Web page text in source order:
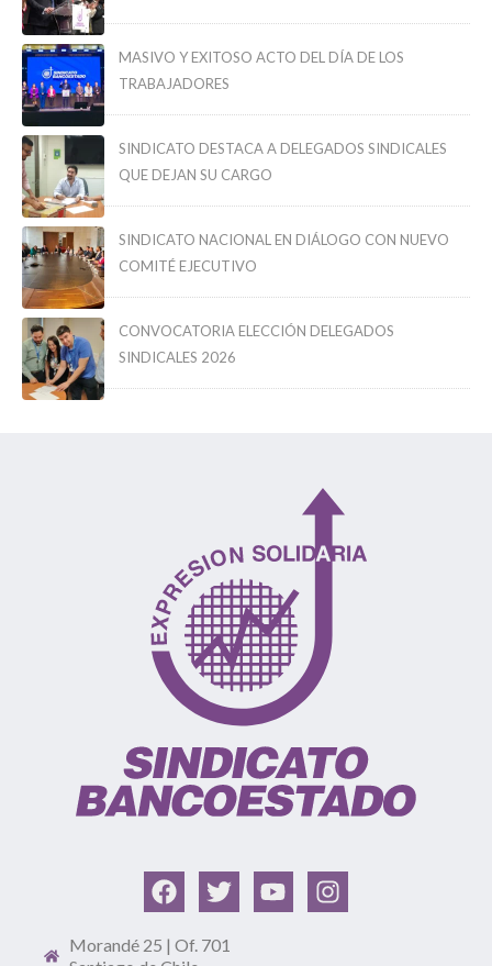
MASIVO Y EXITOSO ACTO DEL DÍA DE LOS
TRABAJADORES
SINDICATO DESTACA A DELEGADOS SINDICALES
QUE DEJAN SU CARGO
SINDICATO NACIONAL EN DIÁLOGO CON NUEVO
COMITÉ EJECUTIVO
CONVOCATORIA ELECCIÓN DELEGADOS
SINDICALES 2026
Morandé 25 | Of. 701